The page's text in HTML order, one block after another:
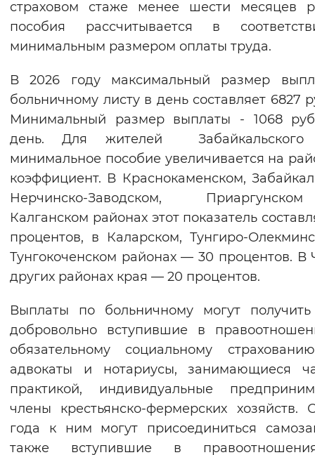
страховом стаже менее шести месяцев
пособия рассчитывается в
минимальным размером оплаты труда.
В 2026 году максимальный размер
больничному листу в день составляет 6827
Минимальный размер выплаты - 1068
день. Для жителей Забайкальского
минимальное пособие увеличивается на
коэффициент. В Краснокаменском,
Нерчинско-Заводском,
Калганском районах этот показатель
процентов, в Каларском, Тунгиро-
Тунгокоченском районах — 30 процентов. В
других районах края — 20 процентов.
Выплаты по больничному могут
добровольно вступившие в
обязательному социальному
адвокаты и нотариусы, занимающиеся
практикой, индивидуальные
члены крестьянско-фермерских хозяйств.
года к ним могут присоединиться
также вступившие в